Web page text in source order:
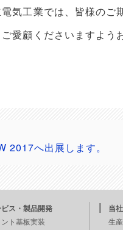
気工業では、皆様のご
愛顧くださいますよう
2017へ出展します。
ス・製品開発
ト基板実装
当
生